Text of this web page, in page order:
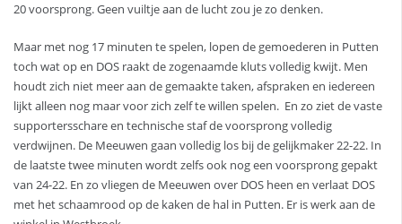
20 voorsprong. Geen vuiltje aan de lucht zou je zo denken.
Maar met nog 17 minuten te spelen, lopen de gemoederen in Putten
toch wat op en DOS raakt de zogenaamde kluts volledig kwijt. Men
houdt zich niet meer aan de gemaakte taken, afspraken en iedereen
lijkt alleen nog maar voor zich zelf te willen spelen. En zo ziet de vaste
supportersschare en technische staf de voorsprong volledig
verdwijnen. De Meeuwen gaan volledig los bij de gelijkmaker 22-22. In
de laatste twee minuten wordt zelfs ook nog een voorsprong gepakt
van 24-22. En zo vliegen de Meeuwen over DOS heen en verlaat DOS
met het schaamrood op de kaken de hal in Putten. Er is werk aan de